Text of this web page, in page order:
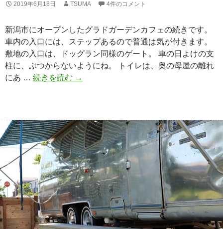
2019年6月18日 TSUMA 4件のコメント
新潟市にオープンしたグラドガーデンカフェの続きです。
車内の入口には、ステップあるので普通は気が付きます。
敷地の入口は、ドッグラン同様のゲート。 車の日よけの支
柱に、ぶつからないようにね。 トイレは、奥の母屋の離れ
にあ … 続きを読む キ
気
分
の
お
庭
→